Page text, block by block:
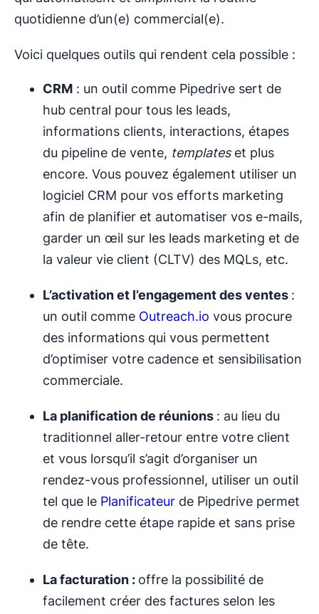
quotidienne d’un(e) commercial(e).
Voici quelques outils qui rendent cela possible :
CRM : un outil comme Pipedrive sert de
hub central pour tous les leads,
informations clients, interactions, étapes
du pipeline de vente, templateset plus
encore. Vous pouvez également utiliser un
logiciel CRM pour vos efforts marketing
afin de planifier et automatiser vos e-mails,
garder un œil sur les leads marketing et de
la valeur vie client (CLTV) des MQLs, etc.
L’activation et l’engagement des ventes :
un outil comme Outreach.io vous procure
des informations qui vous permettent
d’optimiser votre cadence et sensibilisation
commerciale.
La planification de réunions : au lieu du
traditionnel aller-retour entre votre client
et vous lorsqu’il s’agit d’organiser un
rendez-vous professionnel, utiliser un outil
tel que le Planificateur de Pipedrive permet
de rendre cette étape rapide et sans prise
de tête.
La facturation : offre la possibilité de
facilement créer des factures selon les